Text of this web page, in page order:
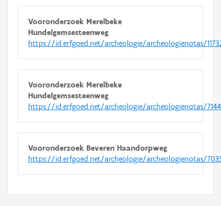
Vooronderzoek Merelbeke
Hundelgemsesteenweg
https://id.erfgoed.net/archeologie/archeologienotas/
Vooronderzoek Merelbeke
Hundelgemsesteenweg
https://id.erfgoed.net/archeologie/archeologienotas/7144
Vooronderzoek Beveren Haandorpweg
https://id.erfgoed.net/archeologie/archeologienotas/